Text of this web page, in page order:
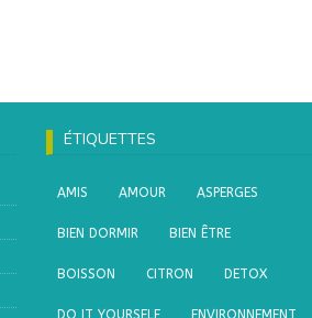
ÉTIQUETTES
AMIS AMOUR ASPERGES
BIEN DORMIR BIEN ÊTRE
BOISSON CITRON DETOX
DO IT YOURSELF ENVIRONNEMENT